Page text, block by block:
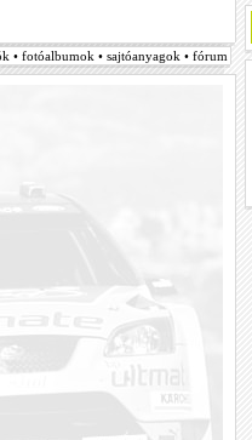
• fotóalbumok • sajtóanyagok • fórum